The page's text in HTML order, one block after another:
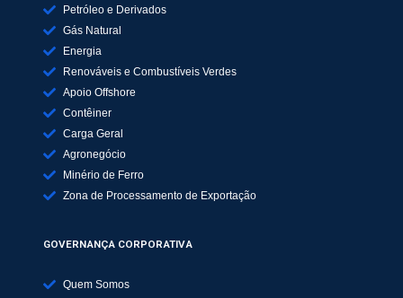
Petróleo e Derivados
Gás Natural
Energia
Renováveis e Combustíveis Verdes
Apoio Offshore
Contêiner
Carga Geral
Agronegócio
Minério de Ferro
Zona de Processamento de Exportação
GOVERNANÇA CORPORATIVA
Quem Somos